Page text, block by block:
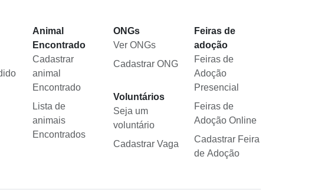
Animal
Encontrado
Cadastrar
animal
Encontrado
Lista de
animais
Encontrados
ONGs
Ver ONGs
Cadastrar ONG
Voluntários
Seja um
voluntário
Cadastrar Vaga
Feiras de
adoção
Feiras de
Adoção
Presencial
Feiras de
Adoção Online
Cadastrar Feira
de Adoção